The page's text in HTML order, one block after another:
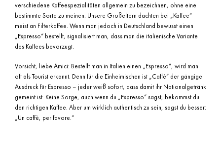
verschiedene Kaffeespezialitäten allgemein zu bezeichnen, ohne eine
bestimmte Sorte zu meinen. Unsere Großeltern dachten bei „Kaffee“
meist an Filterkaffee. Wenn man jedoch in Deutschland bewusst einen
„Espresso“ bestellt, signalisiert man, dass man die italienische Variante
des Kaffees bevorzugt.
Vorsicht, liebe Amici: Bestellt man in Italien einen „Espresso“, wird man
oft als Tourist erkannt. Denn für die Einheimischen ist „Caffè“ der gängige
Ausdruck für Espresso – jeder weiß sofort, dass damit ihr Nationalgetränk
gemeint ist. Keine Sorge, auch wenn du „Espresso“ sagst, bekommst du
den richtigen Kaffee. Aber um wirklich authentisch zu sein, sagst du besser:
„Un caffè, per favore.“